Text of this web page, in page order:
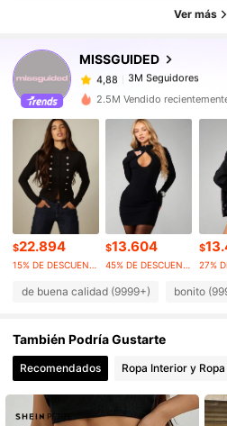
Ver más
MISSGUIDED
3M Seguidores
4,88
3M Seguidores
l***a
pagóHace 1 día
4,88 3M Seguidores
3M Seguidores
4,88 3M Seguidores
4,88 3M Seguidores
4,88 3M Seguidores
3M Seguidores
2.5M Vendido
$22.894
15% DE DESCUENTO
$13.604
45% DE DESCUENTO
$
de buena calidad (9999+) bonito
También Podría Gustarte
Recomendados Ropa Interior y